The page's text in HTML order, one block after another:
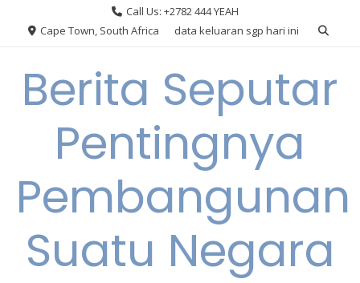
Call Us: +2782 444 YEAH
Cape Town, South Africa
data keluaran sgp hari ini
Berita Seputar
Pentingnya
Pembangunan
Suatu Negara